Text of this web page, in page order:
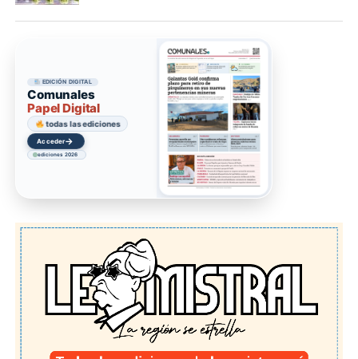
EDICIÓN DIGITAL
Comunales
Papel Digital
todas las ediciones
Acceder→
ediciones 2026